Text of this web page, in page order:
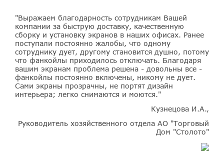
"Выражаем благодарность сотрудникам Вашей
компании за быструю доставку, качественную
сборку и установку экранов в наших офисах. Ранее
поступали постоянно жалобы, что одному
сотруднику дует, другому становится душно, потому
что фанкойлы приходилось отключать. Благодаря
вашим экранам проблема решена - довольны все -
фанкойлы постоянно включены, никому не дует.
Сами экраны прозрачны, не портят дизайн
интерьера; легко снимаются и моются."
Кузнецова И.А.,
Руководитель хозяйственного отдела АО "Торговый
Дом "Столото"